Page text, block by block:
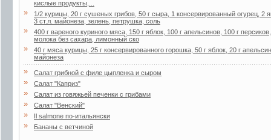
кислые пpодукты,...
»
1/2 курицы, 20 г сушеных грибов, 50 г сыра, 1 консервированный огурец, 2
3 ст.л. майонеза, зелень, петрушка, соль
»
400 г вареного куриного мяса, 150 г яблок, 100 г апельсинов, 100 г
молока без сахара, лимонный ско
»
40 г мяса курицы, 25 г консервированного горошка, 50 г яблок, 20 г
майонеза
» Салат грибной с филе цыпленка и сыром
» Салат "Каприз"
» Салат из говяжьей печенки с грибами
» Салат "Венский"
» Il salmone по-итальянски
» Бананы с ветчиной